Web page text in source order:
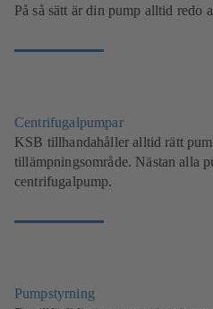
På så sätt är din pump alltid redo
Centrifugalpumpar
KSB tillhandahåller alltid rätt
tillämpningsområde. Nästan alla
centrifugalpump.
Pumpstyrning